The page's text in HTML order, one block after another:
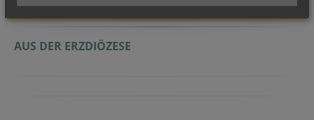
AUS DER ERZDIÖZESE